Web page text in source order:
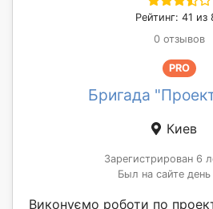
Рейтинг: 41 из
0 отзывов
PRO
Бригада
Киев
Зарегистрирован 6
Был на сайте день
Виконуємо роботи по